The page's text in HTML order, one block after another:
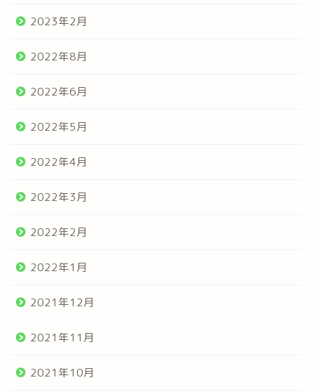
2023年2月
2022年8月
2022年6月
2022年5月
2022年4月
2022年3月
2022年2月
2022年1月
2021年12月
2021年11月
2021年10月